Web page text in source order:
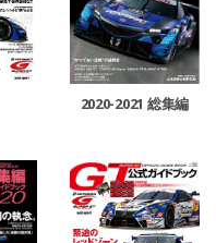
2020-2021 総集編